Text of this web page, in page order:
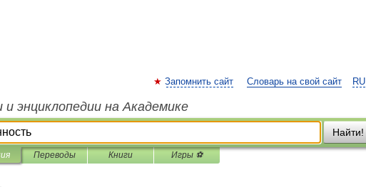
RU
Запомнить сайт Словарь на свой сайт
и энциклопедии на Академике
Найти!
Переводы Книги Игры ⚽